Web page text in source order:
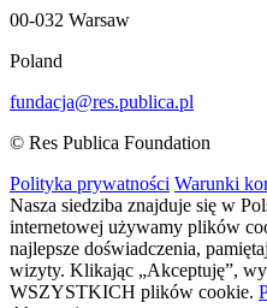
00-032 Warsaw
Poland
fundacja@res.publica.pl
© Res Publica Foundation
Polityka prywatności Warunki
Nasza siedziba znajduje się w
internetowej używamy plików
najlepsze doświadczenia,
wizyty. Klikając „Akceptuję”,
WSZYSTKICH plików cookie.